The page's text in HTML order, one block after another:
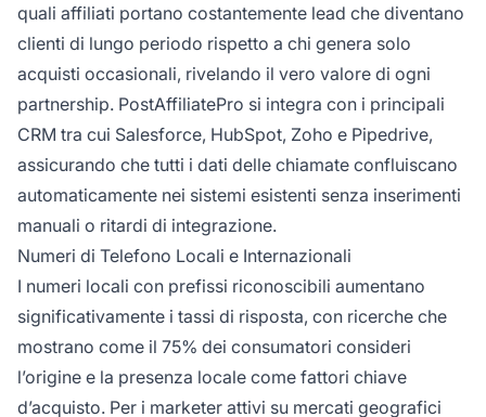
quali affiliati portano costantemente lead che diventano
clienti di lungo periodo rispetto a chi genera solo
acquisti occasionali, rivelando il vero valore di ogni
partnership. PostAffiliatePro si integra con i principali
CRM tra cui Salesforce, HubSpot, Zoho e Pipedrive,
assicurando che tutti i dati delle chiamate confluiscano
automaticamente nei sistemi esistenti senza inserimenti
manuali o ritardi di integrazione.
Numeri di Telefono Locali e Internazionali
I numeri locali con prefissi riconoscibili aumentano
significativamente i tassi di risposta, con ricerche che
mostrano come il 75% dei consumatori consideri
l’origine e la presenza locale come fattori chiave
d’acquisto. Per i marketer attivi su mercati geografici